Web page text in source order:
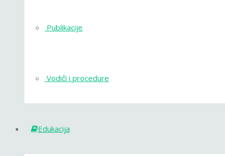
Publikacije
Vodiči i procedure
Edukacija